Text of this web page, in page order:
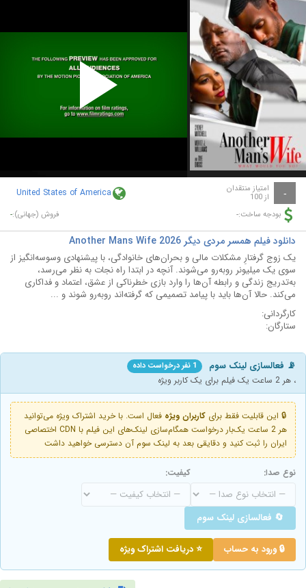
Play
Video
- امتیاز منتقدان
از 100 United States of America
بودجه ساخت:- فروش (جهانی):-
دانلود فیلم همسر مردی دیگر Another Mans Wife 2026
یک زوج گرفتارِ مشکلات مالی و بحران‌های خانوادگی، با پیشنهادی وسوسه‌انگیز از
سوی یک میلیونر روبه‌رو می‌شوند. آنچه در ابتدا راه نجات به نظر می‌رسد،
به‌تدریج زندگی و رابطه آن‌ها را وارد بازی خطرناکی از عشق، اعتماد و فداکاری
می‌کند. حالا آن‌ها باید با پیامد تصمیمی که گرفته‌اند روبه‌رو شوند و ...
کارگردانی:
ستارگان:
📡 فعالسازی لینک سوم 1 نفر درخواست داده
، هر 2 ساعت یک فیلم برای یک کاربر ویژه
🔒 این قابلیت فقط برای کاربران ویژه فعال است. با خرید اشتراک ویژه می‌توانید
هر 2 ساعت یک‌بار درخواست همگام‌سازی لینک‌های این فیلم با CDN اختصاصی
ایران را ثبت کنید و دقایقی بعد به لینک سوم آن دسترسی خواهید داشت
نوع صدا: کیفیت:
🔄 فعالسازی لینک سوم
🔒 ورود به حساب ⭐ دریافت اشتراک ویژه